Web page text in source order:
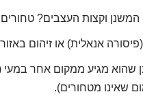
המשנן וקצות העצבים? טחורים
אנאלית) או זיהום
שהוא מגיע ממקום אחר
שאינו מטחורים).